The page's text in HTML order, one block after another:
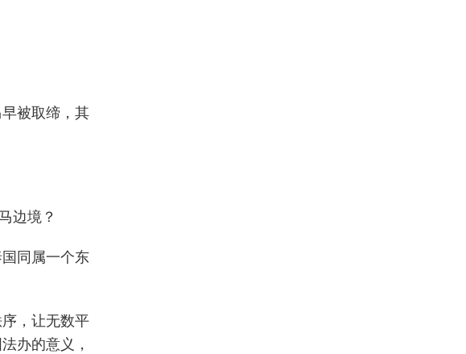
被取缔，其
边境？
同属一个东
，让无数平
办的意义，